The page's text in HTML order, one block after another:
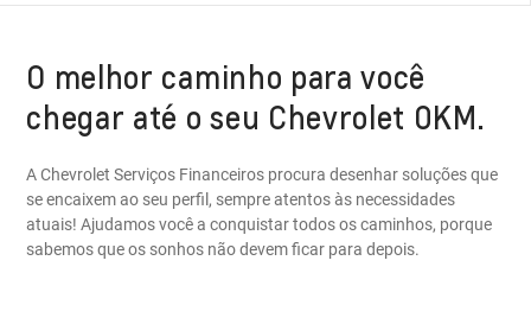
O melhor caminho para você
chegar até o seu Chevrolet 0KM.
A Chevrolet Serviços Financeiros procura desenhar soluções que
se encaixem ao seu perfil, sempre atentos às necessidades
atuais! Ajudamos você a conquistar todos os caminhos, porque
sabemos que os sonhos não devem ficar para depois.